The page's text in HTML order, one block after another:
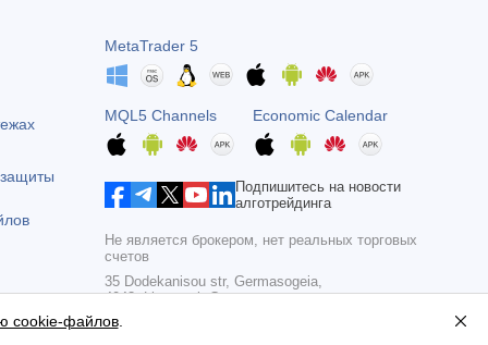
MetaTrader 5
MQL5 Channels Economic Calendar
Подпишитесь на новости
алготрейдинга
Не является брокером, нет реальных торговых
счетов
35 Dodekanisou str, Germasogeia,
4043, Limassol, Cyprus
Copyright 2000-2026,
cookie-файлов.